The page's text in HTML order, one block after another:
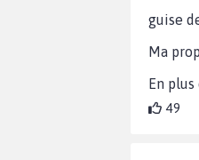
guise
Ma
En
49